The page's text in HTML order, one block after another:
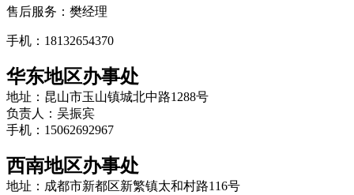
售后服务：樊经理
手机：18132654370
华东地区办事处
地址：昆山市玉山镇城北中路1288号
负责人：吴振宾
手机：15062692967
西南地区办事处
地址：成都市新都区新繁镇太和村路116号